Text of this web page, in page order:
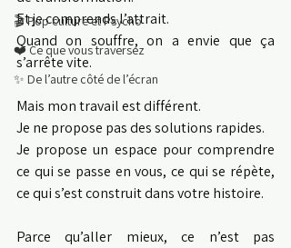
🎬 Pop culture et Psycho
❤️ Ce que vous traversez
✨ De l’autre côté de l’écran
Et je comprends l’attrait.
Quand on souffre, on a envie que ça
s’arrête vite.
Mais mon travail est différent.
Je ne propose pas des solutions rapides.
Je propose un espace pour comprendre
ce qui se passe en vous, ce qui se répète,
ce qui s’est construit dans votre histoire.
Parce qu’aller mieux, ce n’est pas